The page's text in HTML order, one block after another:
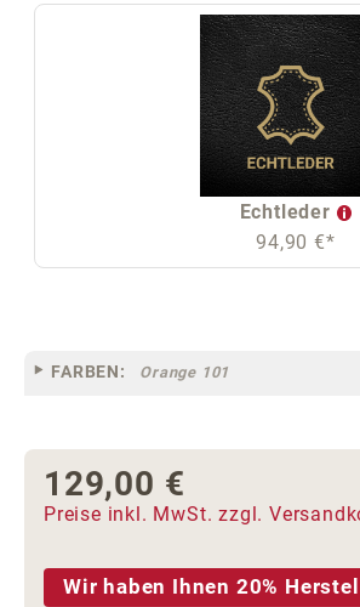
Echtleder
94,90 €*
FARBEN: Orange 101
Regulärer Preis:
129,00 €
Preise inkl. MwSt. zzgl.
Wir haben Ihnen 20%